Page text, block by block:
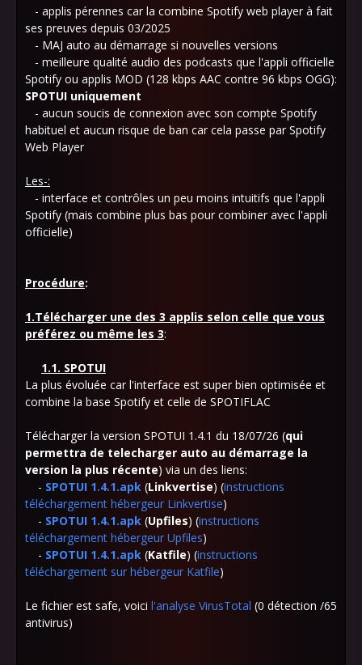
- applis pérennes car la combine Spotify web player à fait
ses preuves depuis 03/2025
- MAJ auto au démarrage si nouvelles versions
- meilleure qualité audio des podcasts que l'appli officielle
Spotify ou applis MOD (128 kbps AAC contre 96 kbps OGG):
SPOTUI uniquement
- aucun soucis de connexion avec son compte Spotify
habituel et aucun risque de ban car cela passe par Spotify
Web Player
Les-:
- interface et contrôles un peu moins intuitifs que l'appli
Spotify (mais combine plus bas pour combiner avec l'appli
officielle)
Procédure:
1.Télécharger une des 3 applis selon celle que vous
préférez ou même les 3:
1.1. SPOTUI
La plus évoluée car l'interface est super bien optimisée et
combine la base Spotify et celle de SPOTIFLAC
Télécharger la version SPOTUI 1.4.1 du 18/07/26 (qui
permettra de telecharger auto au démarrage la
version la plus récente) via un des liens:
- SPOTUI 1.4.1.apk (Linkvertise) (instructions
téléchargement hébergeur Linkvertise)
- SPOTUI 1.4.1.apk (Upfiles) (instructions
téléchargement hébergeur Upfiles)
- SPOTUI 1.4.1.apk (Katfile) (instructions
téléchargement sur hébergeur Katfile)
Le fichier est safe, voici l'analyse VirusTotal (0 détection /65
antivirus)